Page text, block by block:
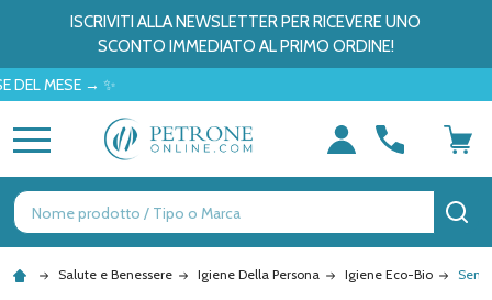
ISCRIVITI ALLA NEWSLETTER PER RICEVERE UNO
SCONTO IMMEDIATO AL PRIMO ORDINE!
→ ✨
Ricerca
Salute e Benessere Igiene Della Persona Igiene Eco-Bio